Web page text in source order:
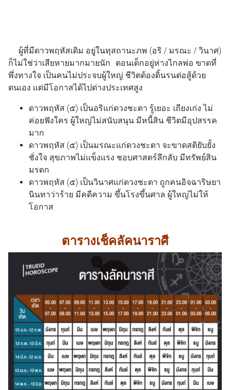
ผู้ที่มีดาวพฤหัสเดิม อยู่ในทุสถานะภพ (อริ / มรณะ / วินาศ)
ก็ไม่ใช่ว่าเสียหายมากมายนัก.. ตอนเด็กอยู่ห่างไกลพ่อ ขาดที่
พึ่งทางใจ เป็นคนไม่ประจบผู้ใหญ่ ชีวิตต้องดิ้นรนต่อสู้ด้วย
ตนเอง แต่มีโอกาสได้ไปต่างประเทศสูง
ดาวพฤหัส (๕) เป็นอริแก่ดวงชะตา รู้เยอะ เถียงเก่ง ไม่
ค่อยฟังใคร ผู้ใหญ่ไม่สนับสนุน มีหนี้สิน ชีวิตมีอุปสรรค
มาก
ดาวพฤหัส (๕) เป็นมรณะแก่ดวงชะตา จะขาดสติยับยั้ง
ชั่งใจ สุขภาพไม่แข็งแรง ชอบศาสตร์ลึกลับ มีทรัพย์สิน
มรดก
ดาวพฤหัส (๕) เป็นวินาศแก่ดวงชะตา ถูกคนอิจฉาริษยา
นินทาว่าร้าย มีคดีความ ขึ้นโรงขึ้นศาล ผู้ใหญ่ไม่ให้
โอกาส
ตารางเช็คลัคนาราศี